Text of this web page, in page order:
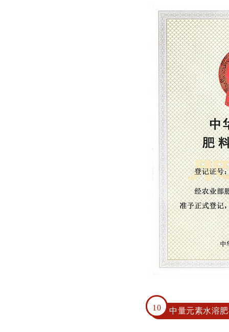
10 中量元素水溶